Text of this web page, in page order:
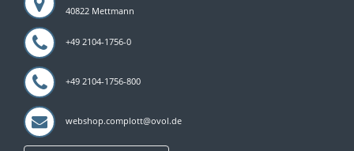
40822 Mettmann
+49 2104-1756-0
+49 2104-1756-800
webshop.complott@ovol.de